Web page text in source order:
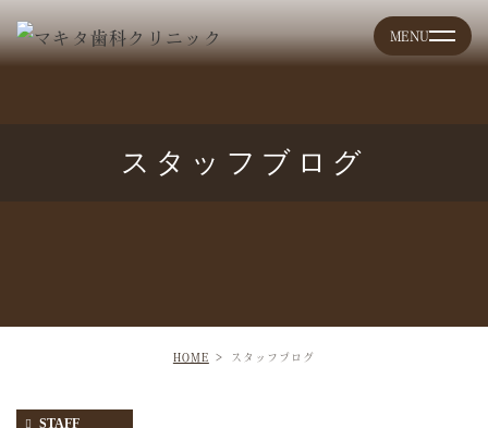
スタッフブログ
HOME スタッフブログ
STAFF